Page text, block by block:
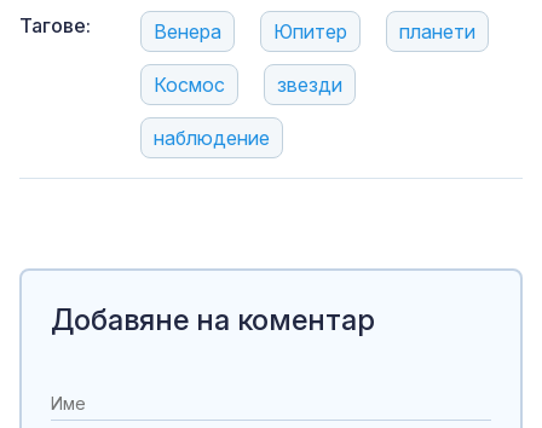
Тагове: Венера Юпитер планети
Космос звезди
наблюдение
Добавяне на коментар